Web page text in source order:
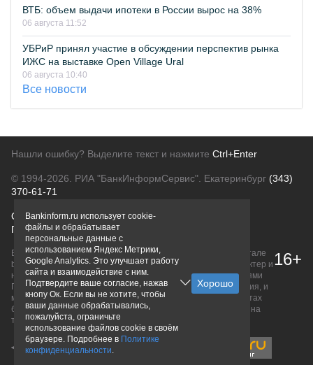
ВТБ: объем выдачи ипотеки в России вырос на 38%
06 августа 11:52
УБРиР принял участие в обсуждении перспектив рынка
ИЖС на выставке Open Village Ural
06 августа 10:40
Все новости
Нашли ошибку? Выделите текст и нажмите Ctrl+Enter
© 1994-2026. РИА "БанкИнформСервис". Екатеринбург (343)
370-61-71
О проектеПолитика конфиденциальности
Правовая информацияДля рекламодателей
Вся информация о продуктах банков, размещенная на портале
bankinform.ru, носит исключительно ознакомительный характер и
не является публичной офертой, определяемой положениями
ГК РФ. Информация не содержит точного и полного описания, и
может быть изменена. Конечные условия уточняйте на сайтах
банков или при личном обращении. Исключительное право на
товарные знаки принадлежит их правообладателям.
16+
Bankinform.ru использует cookie-
файлы и обрабатывает
персональные данные с
использованием Яндекс Метрики,
Google Analytics. Это улучшает работу
сайта и взаимодействие с ним.
Подтвердите ваше согласие, нажав
кнопу Ок. Если вы не хотите, чтобы
ваши данные обрабатывались,
пожалуйста, ограничьте
использование файлов cookie в своём
браузере. Подробнее в Политике
конфиденциальности.